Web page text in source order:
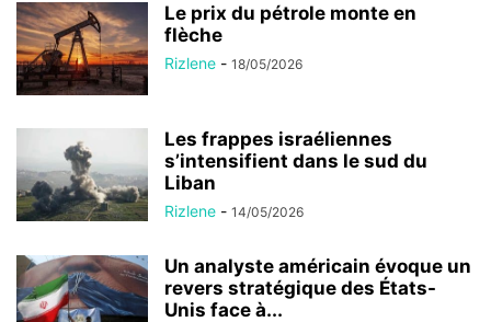
Le prix du pétrole monte en
flèche
Rizlene - 18/05/2026
Les frappes israéliennes
s’intensifient dans le sud du
Liban
Rizlene - 14/05/2026
Un analyste américain évoque un
revers stratégique des États-
Unis face à...